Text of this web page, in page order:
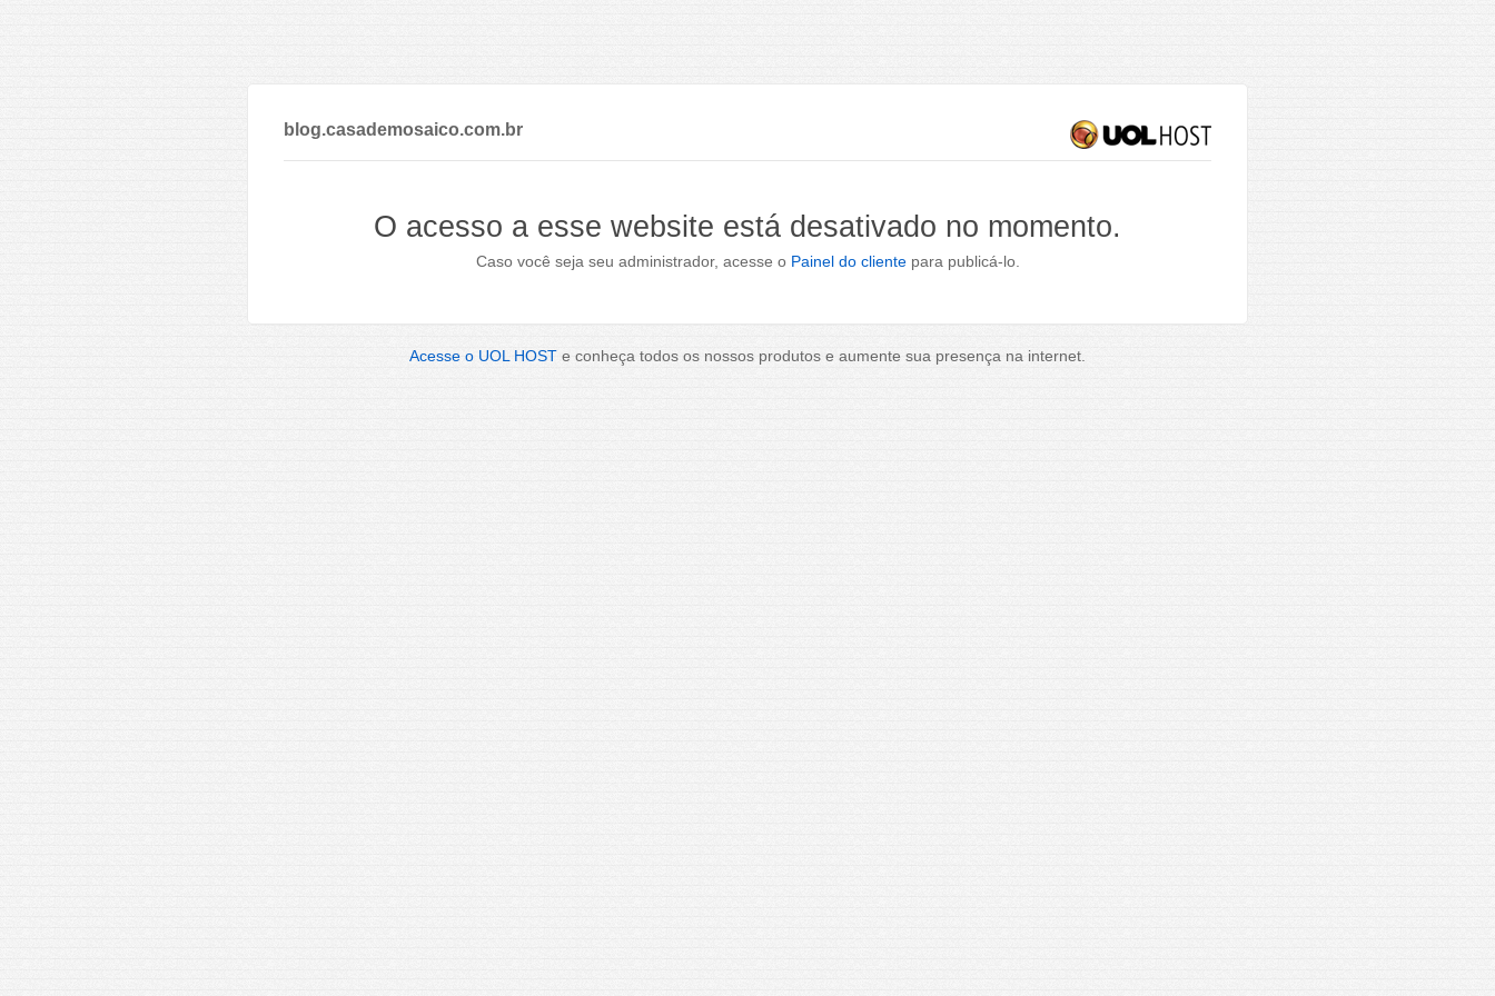
blog.casademosaico.com.br
O acesso a esse website está desativado no momento.
Caso você seja seu administrador, acesse o Painel do clientepara publicá-lo.
Acesse o UOL HOST e conheça todos os nossos produtos e aumente sua presença na internet.